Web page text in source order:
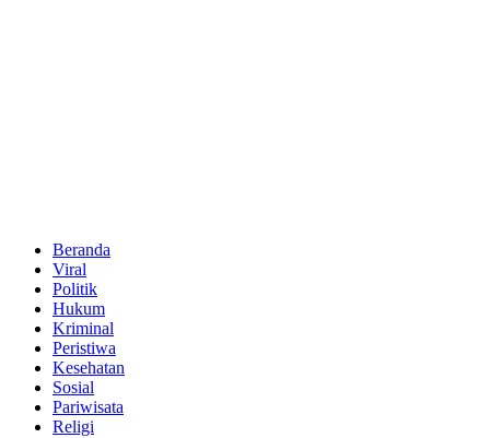
Beranda
Viral
Politik
Hukum
Kriminal
Peristiwa
Kesehatan
Sosial
Pariwisata
Religi